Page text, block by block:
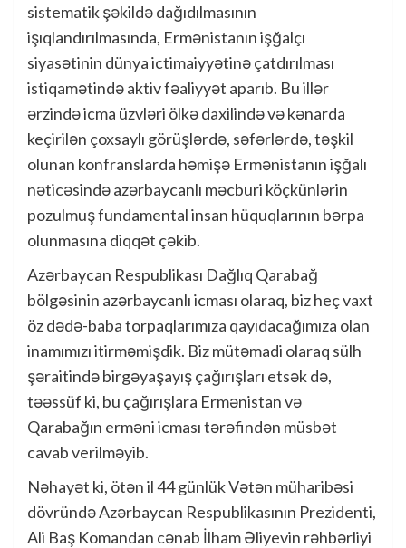
sistematik şəkildə dağıdılmasının
işıqlandırılmasında, Ermənistanın işğalçı
siyasətinin dünya ictimaiyyətinə çatdırılması
istiqamətində aktiv fəaliyyət aparıb. Bu illər
ərzində icma üzvləri ölkə daxilində və kənarda
keçirilən çoxsaylı görüşlərdə, səfərlərdə, təşkil
olunan konfranslarda həmişə Ermənistanın işğalı
nəticəsində azərbaycanlı məcburi köçkünlərin
pozulmuş fundamental insan hüquqlarının bərpa
olunmasına diqqət çəkib.
Azərbaycan Respublikası Dağlıq Qarabağ
bölgəsinin azərbaycanlı icması olaraq, biz heç vaxt
öz dədə-baba torpaqlarımıza qayıdacağımıza olan
inamımızı itirməmişdik. Biz mütəmadi olaraq sülh
şəraitində birgəyaşayış çağırışları etsək də,
təəssüf ki, bu çağırışlara Ermənistan və
Qarabağın erməni icması tərəfindən müsbət
cavab verilməyib.
Nəhayət ki, ötən il 44 günlük Vətən müharibəsi
dövründə Azərbaycan Respublikasının Prezidenti,
Ali Baş Komandan cənab İlham Əliyevin rəhbərliyi